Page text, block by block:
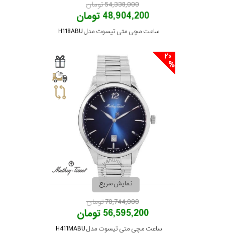
54,338,000 تومان
48,904,200 تومان
ساعت مچی متی تیسوت مدل H118ABU
نمایش سریع
70,744,000 تومان
56,595,200 تومان
ساعت مچی متی تیسوت مدل H411MABU